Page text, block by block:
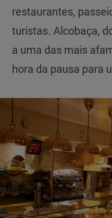
restaurantes,
turistas. Alcobaça,
a uma das mais
hora da pausa para